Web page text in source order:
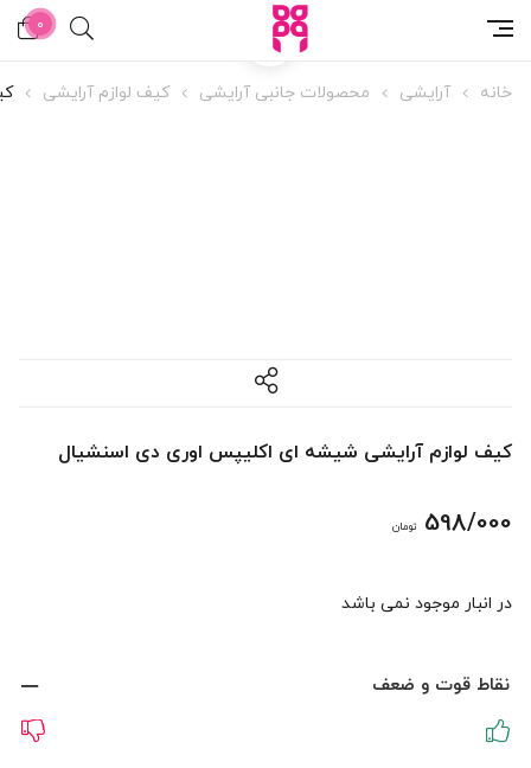
0
خانه آرایشی محصولات جانبی آرایشی کیف لوازم آرایشی
کیف لوازم آرایشی شیشه ای اکلیپس اوری دی اسنشیال
598/000 تومان
در انبار موجود نمی باشد
نقاط قوت و ضعف